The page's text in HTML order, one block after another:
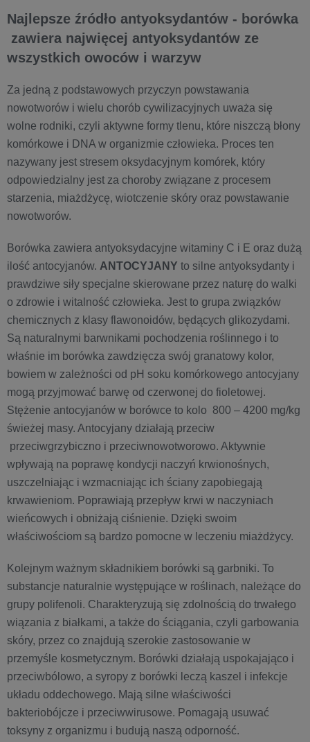
Najlepsze źródło antyoksydantów - borówka
zawiera najwięcej antyoksydantów ze
wszystkich owoców i warzyw
Za jedną z podstawowych przyczyn powstawania
nowotworów i wielu chorób cywilizacyjnych uważa się
wolne rodniki, czyli aktywne formy tlenu, które niszczą błony
komórkowe i DNA w organizmie człowieka. Proces ten
nazywany jest stresem oksydacyjnym komórek, który
odpowiedzialny jest za choroby związane z procesem
starzenia, miażdżycę, wiotczenie skóry oraz powstawanie
nowotworów.
Borówka zawiera antyoksydacyjne witaminy C i E oraz dużą
ilość antocyjanów. ANTOCYJANY to silne antyoksydanty i
prawdziwe siły specjalne skierowane przez naturę do walki
o zdrowie i witalność człowieka. Jest to grupa związków
chemicznych z klasy flawonoidów, będących glikozydami.
Są naturalnymi barwnikami pochodzenia roślinnego i to
właśnie im borówka zawdzięcza swój granatowy kolor,
bowiem w zależności od pH soku komórkowego antocyjany
mogą przyjmować barwę od czerwonej do fioletowej.
Stężenie antocyjanów w borówce to kolo 800 – 4200 mg/kg
świeżej masy. Antocyjany działają przeciw
przeciwgrzybiczno i przeciwnowotworowo. Aktywnie
wpływają na poprawę kondycji naczyń krwionośnych,
uszczelniając i wzmacniając ich ściany zapobiegają
krwawieniom. Poprawiają przepływ krwi w naczyniach
wieńcowych i obniżają ciśnienie. Dzięki swoim
właściwościom są bardzo pomocne w leczeniu miażdżycy.
Kolejnym ważnym składnikiem borówki są garbniki. To
substancje naturalnie występujące w roślinach, należące do
grupy polifenoli. Charakteryzują się zdolnością do trwałego
wiązania z białkami, a także do ściągania, czyli garbowania
skóry, przez co znajdują szerokie zastosowanie w
przemyśle kosmetycznym. Borówki działają uspokajająco i
przeciwbólowo, a syropy z borówki leczą kaszel i infekcje
układu oddechowego. Mają silne właściwości
bakteriobójcze i przeciwwirusowe. Pomagają usuwać
toksyny z organizmu i budują naszą odporność.